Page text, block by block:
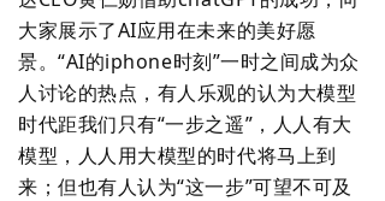
大家展示了AI应用在未来的美好愿
景。“AI的iphone时刻”一时之间成为众
人讨论的热点，有人乐观的认为大模型
时代距我们只有“一步之遥”，人人有大
模型，人人用大模型的时代将马上到
来；但也有人认为“这一步”可望不可及